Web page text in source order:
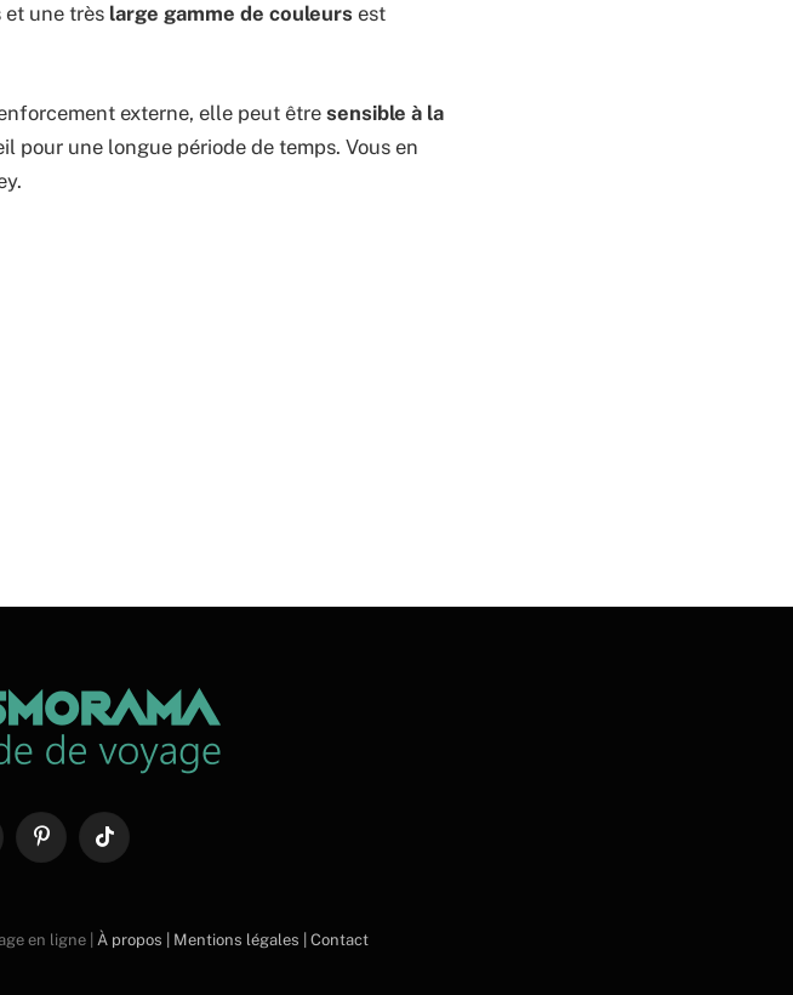
et une très large gamme de couleurs est
externe, elle peut être sensible à la
pour une longue période de temps. Vous en
PinterestTikTok
en ligne | À propos | Mentions légales | Contact